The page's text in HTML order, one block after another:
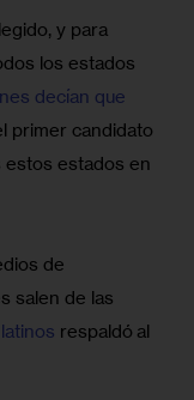
y para
los estados
decían que
primer candidato
estos estados en
de
salen de las
respaldó al